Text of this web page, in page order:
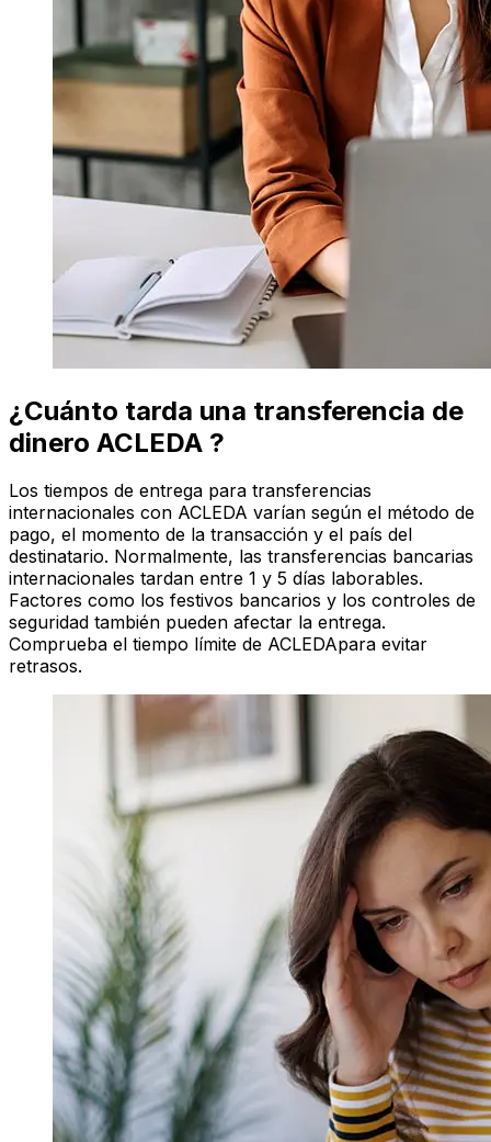
¿Cuánto tarda una transferencia de
dinero ACLEDA ?
Los tiempos de entrega para transferencias
internacionales con ACLEDA varían según el método de
pago, el momento de la transacción y el país del
destinatario. Normalmente, las transferencias bancarias
internacionales tardan entre 1 y 5 días laborables.
Factores como los festivos bancarios y los controles de
seguridad también pueden afectar la entrega.
Comprueba el tiempo límite de ACLEDApara evitar
retrasos.